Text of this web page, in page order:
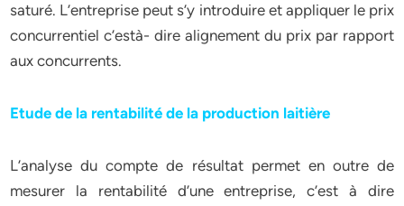
saturé. L’entreprise peut s’y introduire et appliquer le prix
concurrentiel c’està- dire alignement du prix par rapport
aux concurrents.
Etude de la rentabilité de la production laitière
L’analyse du compte de résultat permet en outre de
mesurer la rentabilité d’une entreprise, c’est à dire